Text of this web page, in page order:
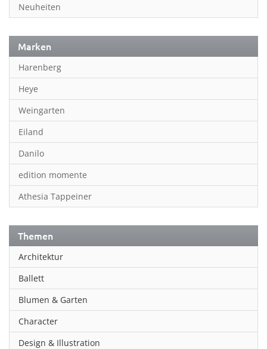
Neuheiten
Marken
Harenberg
Heye
Weingarten
Eiland
Danilo
edition momente
Athesia Tappeiner
Themen
Architektur
Ballett
Blumen & Garten
Character
Design & Illustration